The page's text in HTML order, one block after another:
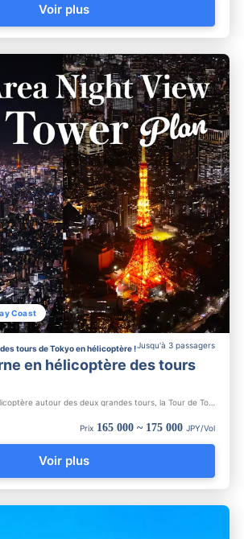
Voir plus
Coast
Jusqu'à 3 passagers
tours de Tokyo en hélicoptère !
en hélicoptère des tours
Prix 165 000 ~ 175 000 JPY/Vol
Voir plus